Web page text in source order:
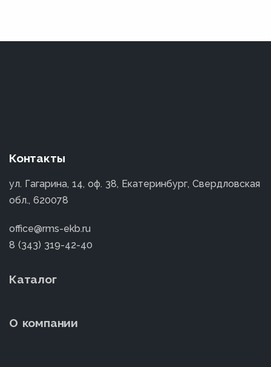
Контакты
ул. Гагарина, 14, оф. 38, Екатеринбург, Свердловская
обл., 620078
office@rms-ekb.ru
8 (343) 319-42-40
Каталог
О компании